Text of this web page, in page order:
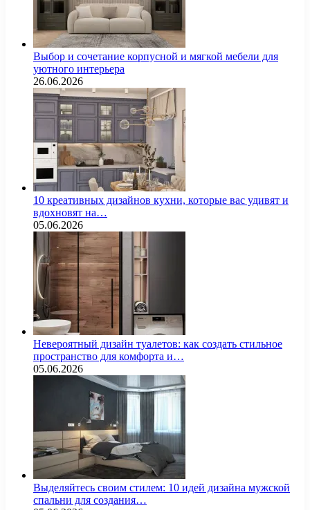
Выбор и сочетание корпусной и мягкой мебели для
уютного интерьера
26.06.2026
10 креативных дизайнов кухни, которые вас удивят и
вдохновят на…
05.06.2026
Невероятный дизайн туалетов: как создать стильное
пространство для комфорта и…
05.06.2026
Выделяйтесь своим стилем: 10 идей дизайна мужской
спальни для создания…